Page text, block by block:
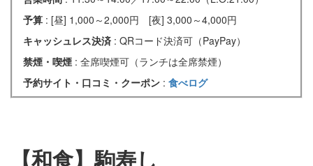
予算 : [昼] 1,000～2,000円 [夜] 3,000～4,000円
キャッシュレス決済 : QRコード決済可（PayPay）
禁煙・喫煙 : 全席喫煙可（ランチは全席禁煙）
予約サイト・口コミ・クーポン : 食べログ
【和食】駒寿し